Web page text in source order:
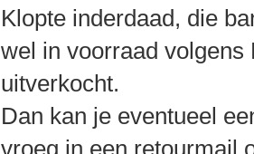
Klopte inderdaad, die
wel in voorraad
uitverkocht.
Dan kan je eventueel
vroeg in een retourmail